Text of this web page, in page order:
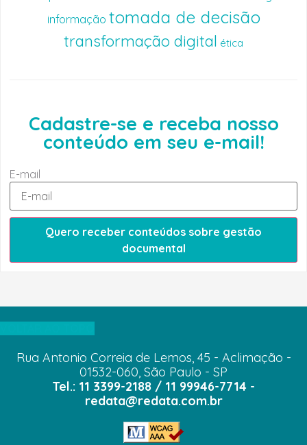
informação tomada de decisão
transformação digital ética
Cadastre-se e receba nosso
conteúdo em seu e-mail!
E-mail
Quero receber conteúdos sobre gestão
documental
Rua Antonio Correia de Lemos, 45 - Aclimação -
01532-060, São Paulo - SP
Tel.: 11 3399-2188 / 11 99946-7714 -
redata@redata.com.br